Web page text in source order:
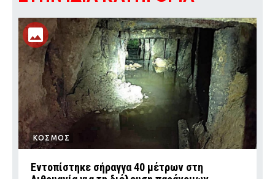
ΚΟΣΜΟΣ
Εντοπίστηκε σήραγγα 40 μέτρων στη